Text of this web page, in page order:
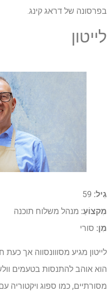
בפרסונה של דראג קינג.
לייטון
גִיל: 59
מִקצוֹעַ: מנהל משלוח תוכנה
מִן: סורי
לייטון מגיע מסווונסווה אך
הוא אוהב להתנסות בטעמים
מסורתיים, כמו ספוג ויקטוריה